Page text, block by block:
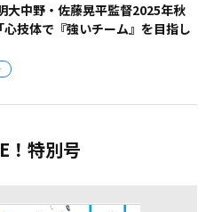
大中野・佐藤晃平監督2025年秋
技体で『強いチーム』を目指し
！特別号